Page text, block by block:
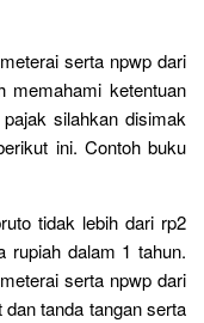
serta npwp dari
memahami ketentuan
silahkan disimak
ini. Contoh buku
tidak lebih dari rp2
rupiah dalam 1 tahun.
serta npwp dari
tanda tangan serta